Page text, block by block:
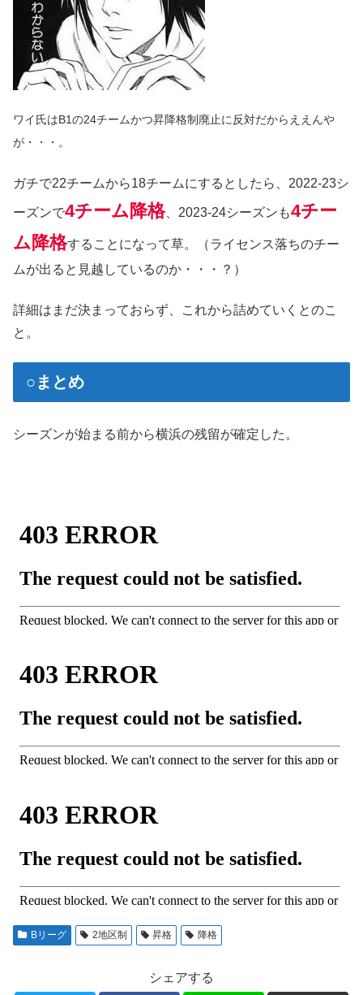
ワイ氏はB1の24チームかつ昇降格制廃止に反対だからええんや
が・・・。
ガチで22チームから18チームにするとしたら、2022-23シ
ーズンで4チーム降格、2023-24シーズンも4チー
ム降格することになって草。（ライセンス落ちのチー
ムが出ると見越しているのか・・・？）
詳細はまだ決まっておらず、これから詰めていくとのこ
と。
○まとめ
シーズンが始まる前から横浜の残留が確定した。
Bリーグ 2地区制 昇格 降格
シェアする